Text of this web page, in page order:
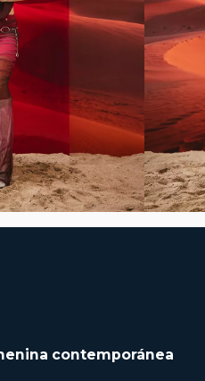
contemporánea